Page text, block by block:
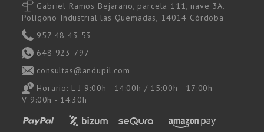
Gabriel Ramos Bejarano, parcela 111, nave 3A.
Polígono Industrial las Quemadas, 14014 Córdoba
957 48 43 53
648 923 797
consultas@andupil.com
Horario: L-J 9:00h - 14:00h / 15:00h - 17:00h
V 9:00h - 14:30h